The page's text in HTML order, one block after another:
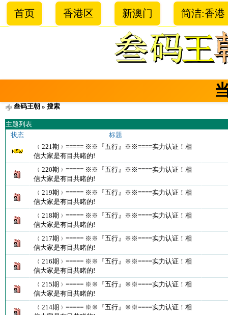
首页 香港区 新澳门 简洁:香港
叁码王朝 » 搜索
主题列表
状态
标题
﹛221期﹜===== ※※『五行』※※====实力认证！相
信大家是有目共睹的!
﹛220期﹜===== ※※『五行』※※====实力认证！相
信大家是有目共睹的!
﹛219期﹜===== ※※『五行』※※====实力认证！相
信大家是有目共睹的!
﹛218期﹜===== ※※『五行』※※====实力认证！相
信大家是有目共睹的!
﹛217期﹜===== ※※『五行』※※====实力认证！相
信大家是有目共睹的!
﹛216期﹜===== ※※『五行』※※====实力认证！相
信大家是有目共睹的!
﹛215期﹜===== ※※『五行』※※====实力认证！相
信大家是有目共睹的!
﹛214期﹜===== ※※『五行』※※====实力认证！相